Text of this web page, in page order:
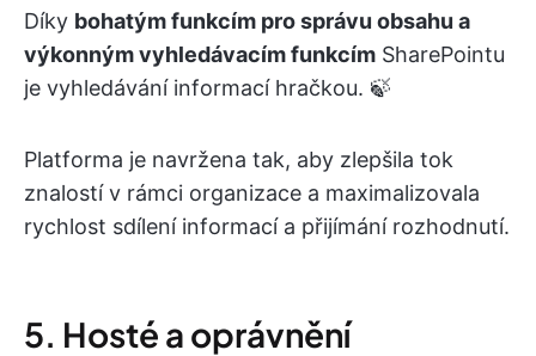
Díky bohatým funkcím pro správu obsahu a
výkonným vyhledávacím funkcím SharePointu
je vyhledávání informací hračkou. 🍃
Platforma je navržena tak, aby zlepšila tok
znalostí v rámci organizace a maximalizovala
rychlost sdílení informací a přijímání rozhodnutí.
5. Hosté a oprávnění